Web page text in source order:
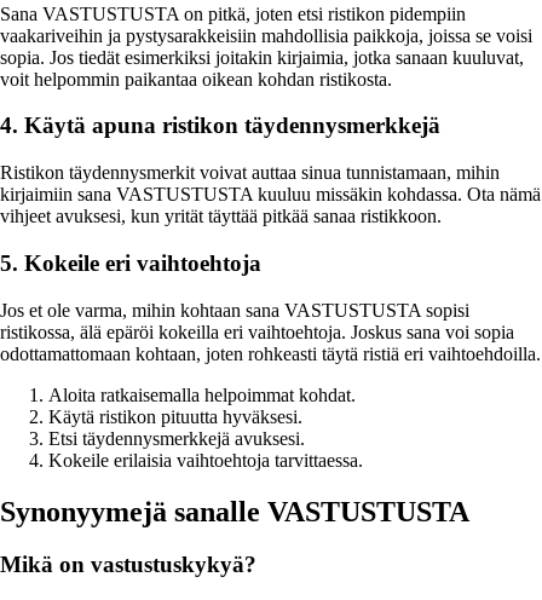
Sana VASTUSTUSTA on pitkä, joten etsi ristikon pidempiin
vaakariveihin ja pystysarakkeisiin mahdollisia paikkoja, joissa se voisi
sopia. Jos tiedät esimerkiksi joitakin kirjaimia, jotka sanaan kuuluvat,
voit helpommin paikantaa oikean kohdan ristikosta.
4. Käytä apuna ristikon täydennysmerkkejä
Ristikon täydennysmerkit voivat auttaa sinua tunnistamaan, mihin
kirjaimiin sana VASTUSTUSTA kuuluu missäkin kohdassa. Ota nämä
vihjeet avuksesi, kun yrität täyttää pitkää sanaa ristikkoon.
5. Kokeile eri vaihtoehtoja
Jos et ole varma, mihin kohtaan sana VASTUSTUSTA sopisi
ristikossa, älä epäröi kokeilla eri vaihtoehtoja. Joskus sana voi sopia
odottamattomaan kohtaan, joten rohkeasti täytä ristiä eri vaihtoehdoilla.
Aloita ratkaisemalla helpoimmat kohdat.
Käytä ristikon pituutta hyväksesi.
Etsi täydennysmerkkejä avuksesi.
Kokeile erilaisia vaihtoehtoja tarvittaessa.
Synonyymejä sanalle VASTUSTUSTA
Mikä on vastustuskykyä?